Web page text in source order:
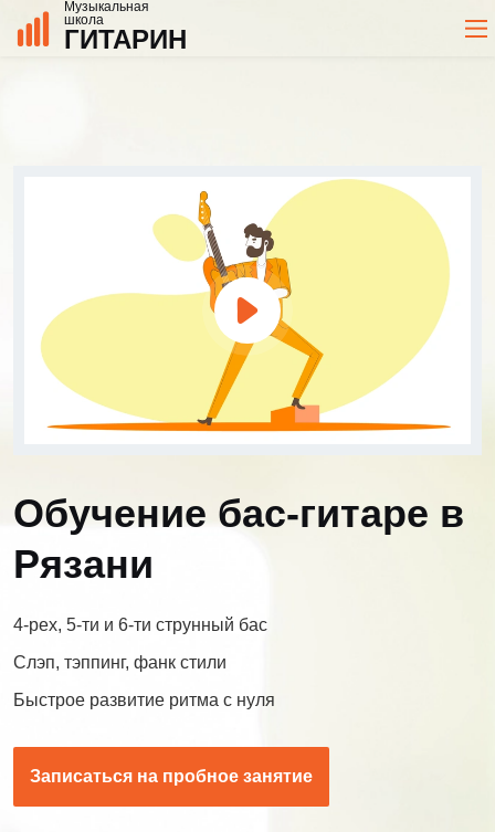
Музыкальная
школа
ГИТАРИН
Обучение бас-гитаре в
Рязани
4-рех, 5-ти и 6-ти струнный бас
Слэп, тэппинг, фанк стили
Быстрое развитие ритма с нуля
Записаться на пробное занятие